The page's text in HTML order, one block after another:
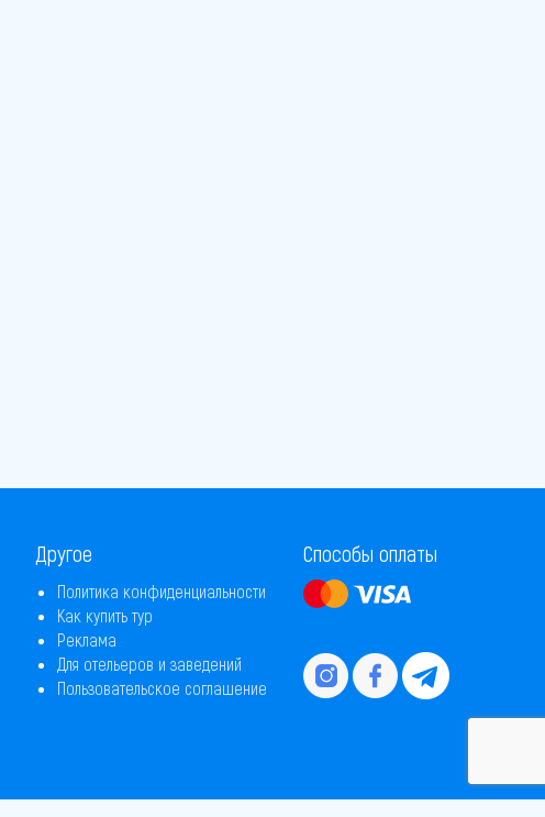
Другое
Политика конфиденциальности
Как купить тур
Реклама
Для отельеров и заведений
Пользовательское соглашение
Способы оплаты